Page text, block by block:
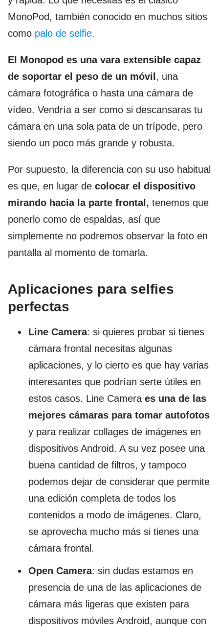
MonoPod, también conocido en muchos sitios
como palo de selfie.
El Monopod es una vara extensible capaz
de soportar el peso de un móvil , una
cámara fotográfica o hasta una cámara de
vídeo. Vendría a ser como si descansaras tu
cámara en una sola pata de un trípode, pero
siendo un poco más grande y robusta.
Por supuesto, la diferencia con su uso habitual
es que, en lugar de colocar el dispositivo
mirando hacia la parte frontal, tenemos que
ponerlo como de espaldas, así que
simplemente no podremos observar la foto en
pantalla al momento de tomarla.
Aplicaciones para selfies
perfectas
Line Camera: si quieres probar si tienes
cámara frontal necesitas algunas
aplicaciones, y lo cierto es que hay varias
interesantes que podrían serte útiles en
estos casos. Line Camera es una de las
mejores cámaras para tomar autofotos
y para realizar collages de imágenes en
dispositivos Android. A su vez posee una
buena cantidad de filtros, y tampoco
podemos dejar de considerar que permite
una edición completa de todos los
contenidos a modo de imágenes. Claro,
se aprovecha mucho más si tienes una
cámara frontal.
Open Camera: sin dudas estamos en
presencia de una de las aplicaciones de
cámara más ligeras que existen para
dispositivos móviles Android, aunque con